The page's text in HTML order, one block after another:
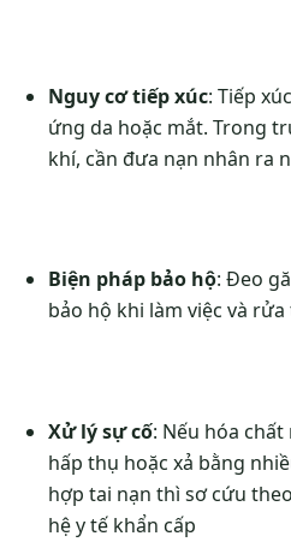
Nguy cơ tiếp xúc: Tiếp
ứng da hoặc mắt. Trong
khí, cần đưa nạn nhân ra
Biện pháp bảo hộ: Đeo
bảo hộ khi làm việc và
Xử lý sự cố: Nếu hóa
hấp thụ hoặc xả bằng
hợp tai nạn thì sơ cứu
hệ y tế khẩn cấp